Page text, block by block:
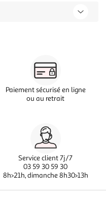
Paiement sécurisé en ligne
ou au retrait
Service client 7j/7
03 59 30 59 30
8h>21h, dimanche 8h30>13h